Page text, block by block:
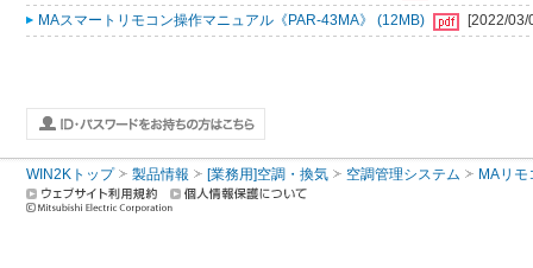
MAスマートリモコン操作マニュアル《PAR-43MA》 (12MB)
[2022/03/
WIN2Kトップ 製品情報 [業務用]空調・換気 空調管理システム MAリモ